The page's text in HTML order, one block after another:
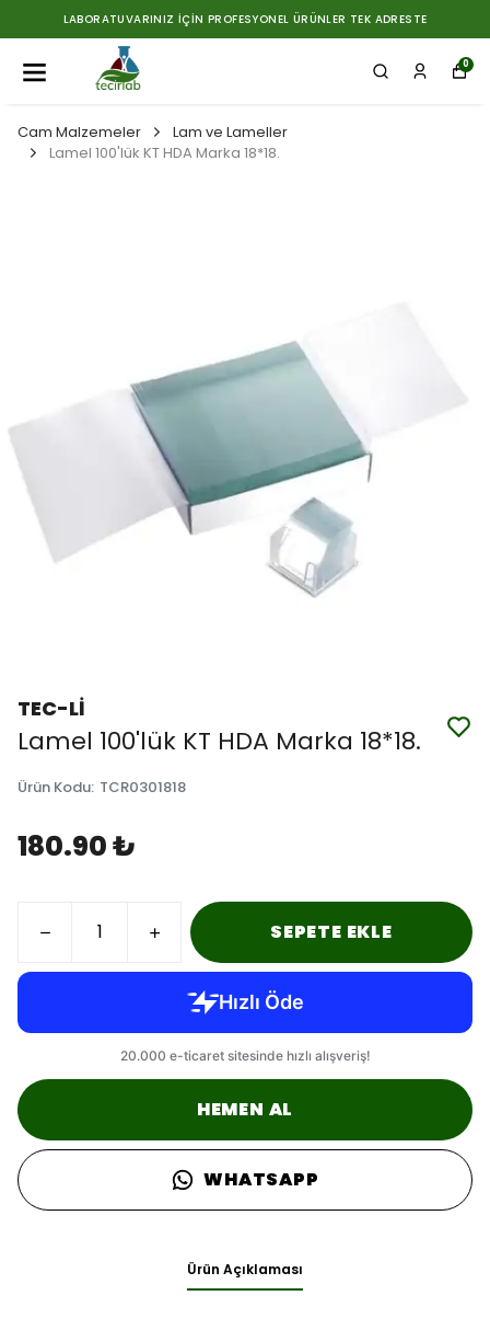
LABORATUVARINIZ İÇIN PROFESYONEL ÜRÜNLER TEK ADRESTE
0
Cam Malzemeler
Lam ve Lameller
Lamel 100'lük KT HDA Marka 18*18.
TEC-Lİ
Lamel 100'lük KT HDA Marka 18*18.
Ürün Kodu: TCR0301818
180.90 ₺
SEPETE EKLE
HEMEN AL
WHATSAPP
Ürün Açıklaması